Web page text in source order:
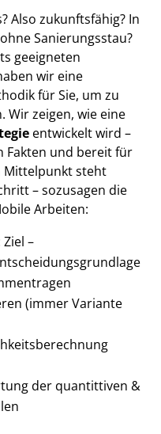
Also zukunftsfähig? In
Sanierungsstau?
geeigneten
wir eine
für Sie, um zu
Wir zeigen, wie eine
entwickelt wird –
Fakten und bereit für
Mittelpunkt steht
– sozusagen die
Arbeiten:
–
(immer Variante
der quantittiven &